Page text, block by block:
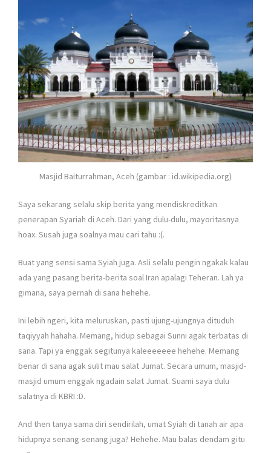
Masjid Baiturrahman, Aceh (gambar : id.wikipedia.org)
Saya sekarang selalu skip berita yang mendiskreditkan
penerapan Syariah di Aceh. Dari yang dulu-dulu, mayoritasnya
hoax. Susah juga soalnya mau cari tahu :(.
Buat yang sensi sama Syiah juga. Asli selalu pengin ngakak kalau
ada yang pasang berita-berita soal Iran apalagi Teheran. Lah ya
gimana, saya pernah di sana hehehe.
Ini lebih ngeri, kita meluruskan, pasti ujung-ujungnya dituduh
taqiyyah hahaha. Memang, hidup sebagai Sunni agak terbatas di
sana. Tapi ya enggak segitunya kaleeeeeee hehehe. Memang
benar di sana agak sulit mau salat Jumat. Secara umum, masjid-
masjid umum enggak ngadain salat Jumat. Suami saya dulu
salatnya di KBRI :D.
And then tanya sama diri sendirilah, umat Syiah di tanah air apa
hidupnya senang-senang juga? Hehehe. Mau balas dendam gitu